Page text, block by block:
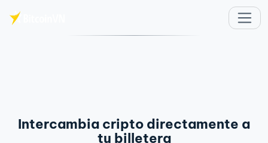
Intercambia cripto directamente a
tu billetera